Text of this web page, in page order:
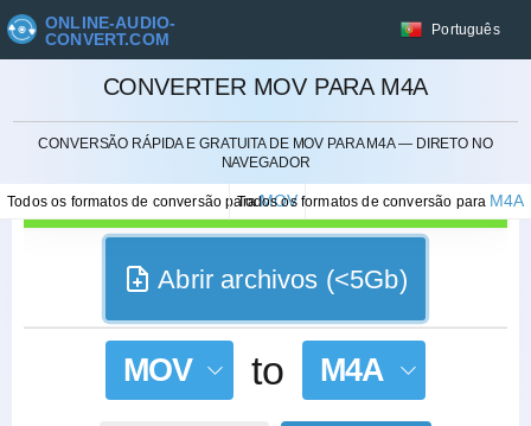
ONLINE-AUDIO-
CONVERT.COM
Português
CONVERTER MOV PARA M4A
CONVERSÃO RÁPIDA E GRATUITA DE MOV PARA M4A — DIRETO NO
NAVEGADOR
Todos os formatos de conversão paraMOV
Todos os formatos de conversão para M4A
Abrir archivos (<5Gb)
MOV to M4A